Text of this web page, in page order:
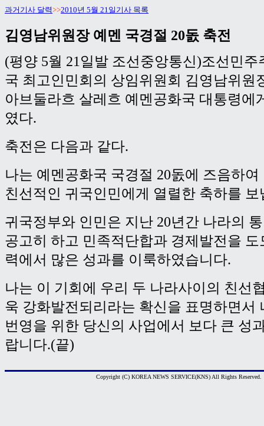
과거기사 달력>>2010년 5월 21일기사 목록
김영남위원장 예멘 국경절 20돐 축전
(평양 5월 21일발 조선중앙통신)조선민주
국 최고인민회의 상임위원회 김영남위원
아브둘라흐 살레흐 예멘공화국 대통령에
였다.
축전은 다음과 같다.
나는 예멘공화국 국경절 20돐에 즈음하
친선적인 귀국인민에게 열렬한 축하를 보
귀국정부와 인민은 지난 20년간 나라의
공고히 하고 민족적단합과 경제발전을
력에서 많은 성과를 이룩하였습니다.
나는 이 기회에 우리 두 나라사이의 친선
욱 강화발전되리라는 확신을 표명하면서
번영을 위한 당신의 사업에서 보다 큰 성
랍니다.(끝)
Copyright (C) KOREA NEWS SERVICE(KNS) All Rights Reserved.